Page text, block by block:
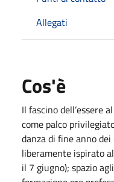
Allegati
Cos'è
Il fascino dell’essere
come palco
danza di fine anno
liberamente ispirato
il 7 giugno); spazio